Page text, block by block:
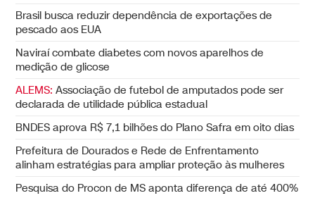
Brasil busca reduzir dependência de exportações de
pescado aos EUA
Naviraí combate diabetes com novos aparelhos de
medição de glicose
ALEMS: Associação de futebol de amputados pode ser
declarada de utilidade pública estadual
BNDES aprova R$ 7,1 bilhões do Plano Safra em oito dias
Prefeitura de Dourados e Rede de Enfrentamento
alinham estratégias para ampliar proteção às mulheres
Pesquisa do Procon de MS aponta diferença de até 400%